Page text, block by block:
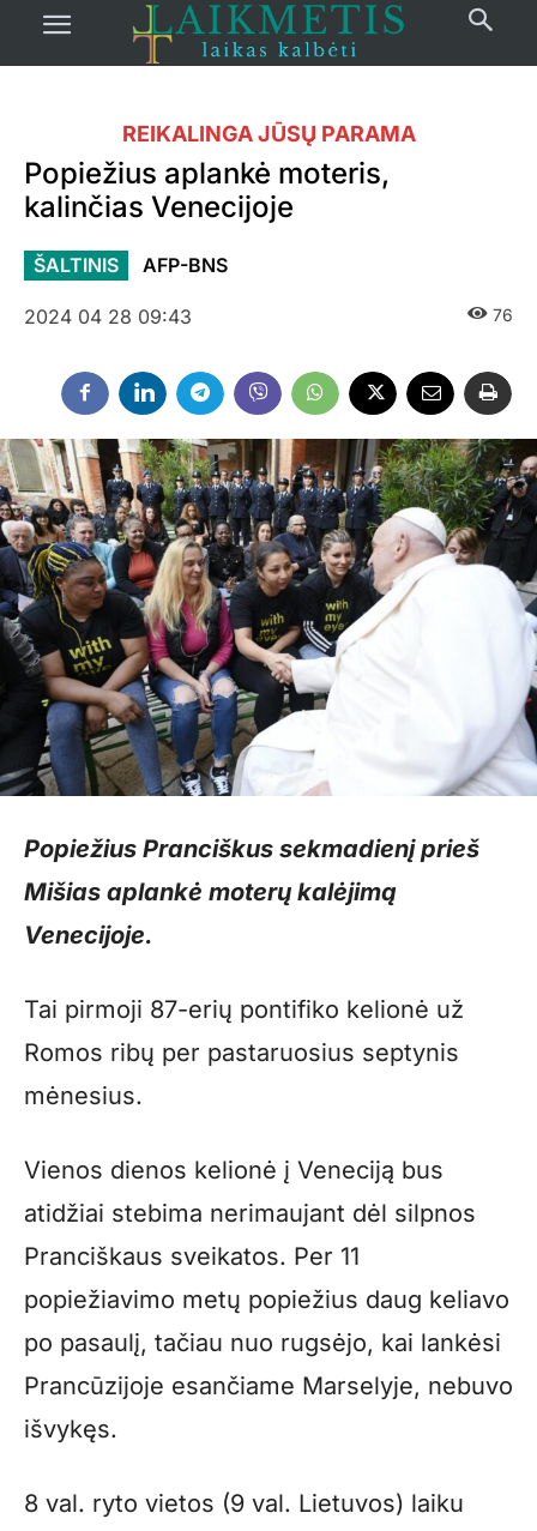
REIKALINGA JŪSŲ PARAMA
Popiežius aplankė moteris,
kalinčias Venecijoje
ŠALTINIS AFP-BNS
2024 04 28 09:43 76
Popiežius Pranciškus sekmadienį prieš
Mišias aplankė moterų kalėjimą
Venecijoje.
Tai pirmoji 87-erių pontifiko kelionė už
Romos ribų per pastaruosius septynis
mėnesius.
Vienos dienos kelionė į Veneciją bus
atidžiai stebima nerimaujant dėl silpnos
Pranciškaus sveikatos. Per 11
popiežiavimo metų popiežius daug keliavo
po pasaulį, tačiau nuo rugsėjo, kai lankėsi
Prancūzijoje esančiame Marselyje, nebuvo
išvykęs.
8 val. ryto vietos (9 val. Lietuvos) laiku